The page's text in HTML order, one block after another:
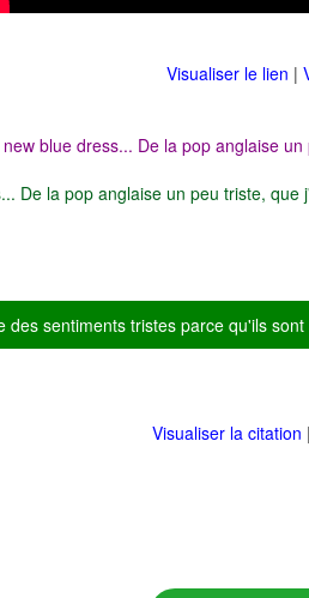
Visualiser le lien |
blue dress... De la pop anglaise
De la pop anglaise un peu triste, que
des sentiments tristes parce qu'ils
Visualiser la citation